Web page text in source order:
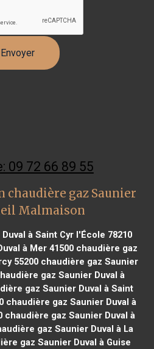
09 72 66 89 55
gaz Saunier
Malmaison
à Saint Cyr l'École 78210
à Mer 41500 chaudière gaz
55200 chaudière gaz Saunier
gaz Saunier Duval à
gaz Saunier Duval à Saint
chaudière gaz Saunier Duval à
chaudière gaz Saunier Duval à
gaz Saunier Duval à La
gaz Saunier Duval à Guise